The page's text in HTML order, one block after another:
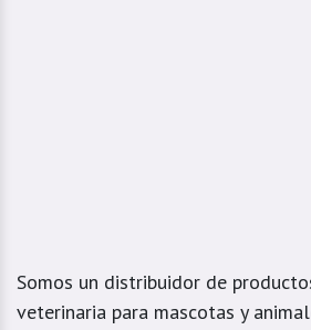
Somos un distribuidor de
veterinaria para mascotas y